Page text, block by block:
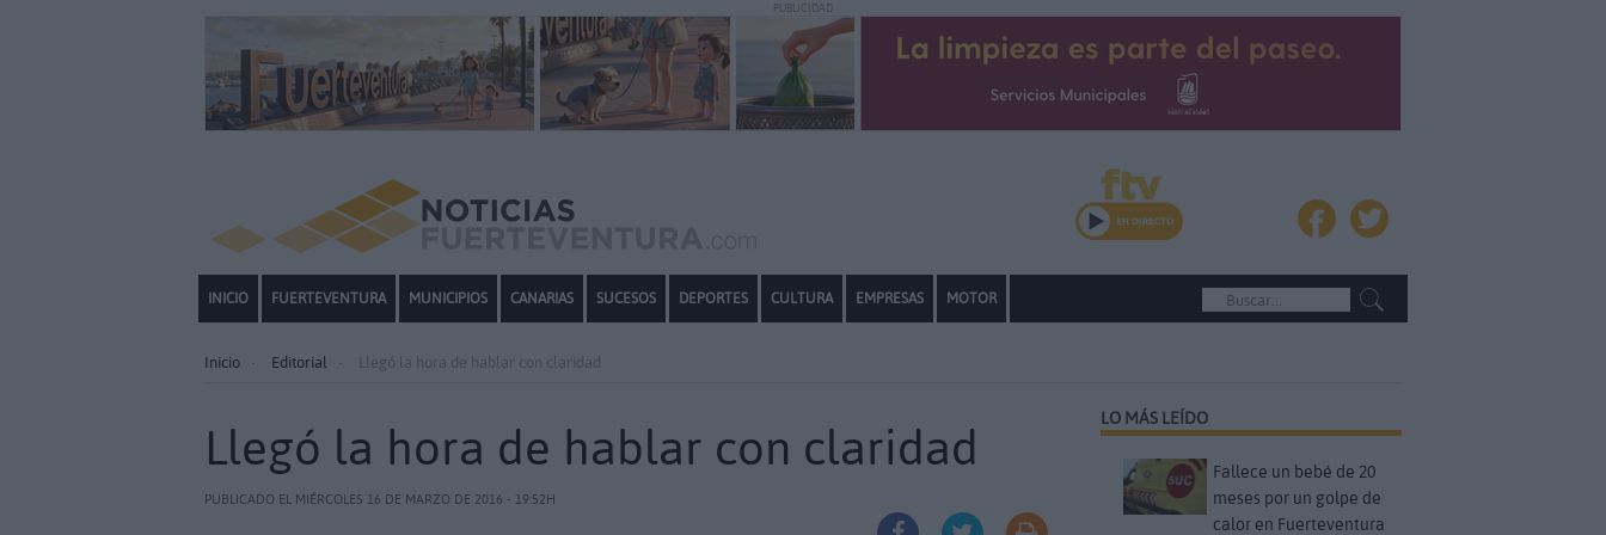
PUBLICIDAD
INICIO FUERTEVENTURA MUNICIPIOS CANARIAS SUCESOS DEPORTES CULTURA EMPRESAS MOTOR
Inicio Editorial Llegó la hora de hablar con claridad
Llegó la hora de hablar con claridad
PUBLICADO EL MIÉRCOLES 16 DE MARZO DE 2016 - 19:52H
LO MÁS LEÍDO
Fallece un bebé de 20
meses por un golpe de
calor en Fuerteventura